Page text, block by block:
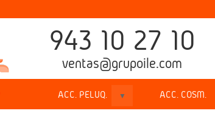
943 10 27 10
ventas@grupoile.com
ACC. PELUQ. ▼ ACC. COSM.